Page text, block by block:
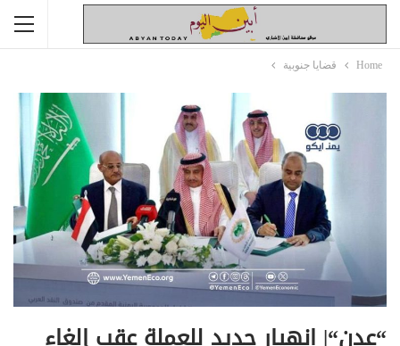
Home قضايا جنوبية
“عدن“| انهيار جديد للعملة عقب إلغاء